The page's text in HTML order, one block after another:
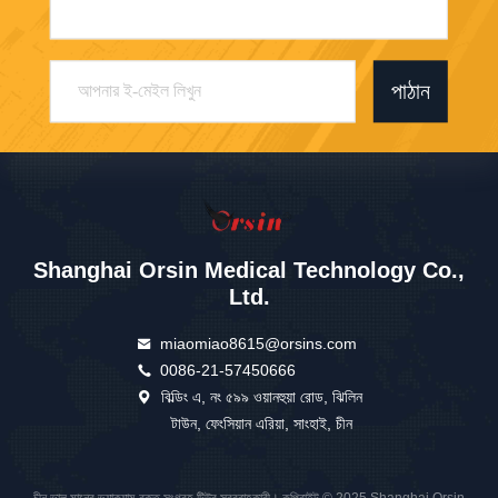
পাঠান
Shanghai Orsin Medical Technology Co.,
Ltd.
miaomiao8615@orsins.com
0086-21-57450666
বিল্ডিং এ, নং ৫৯৯ ওয়ানহুয়া রোড, ঝিলিন
টাউন, ফেংসিয়ান এরিয়া, সাংহাই, চীন